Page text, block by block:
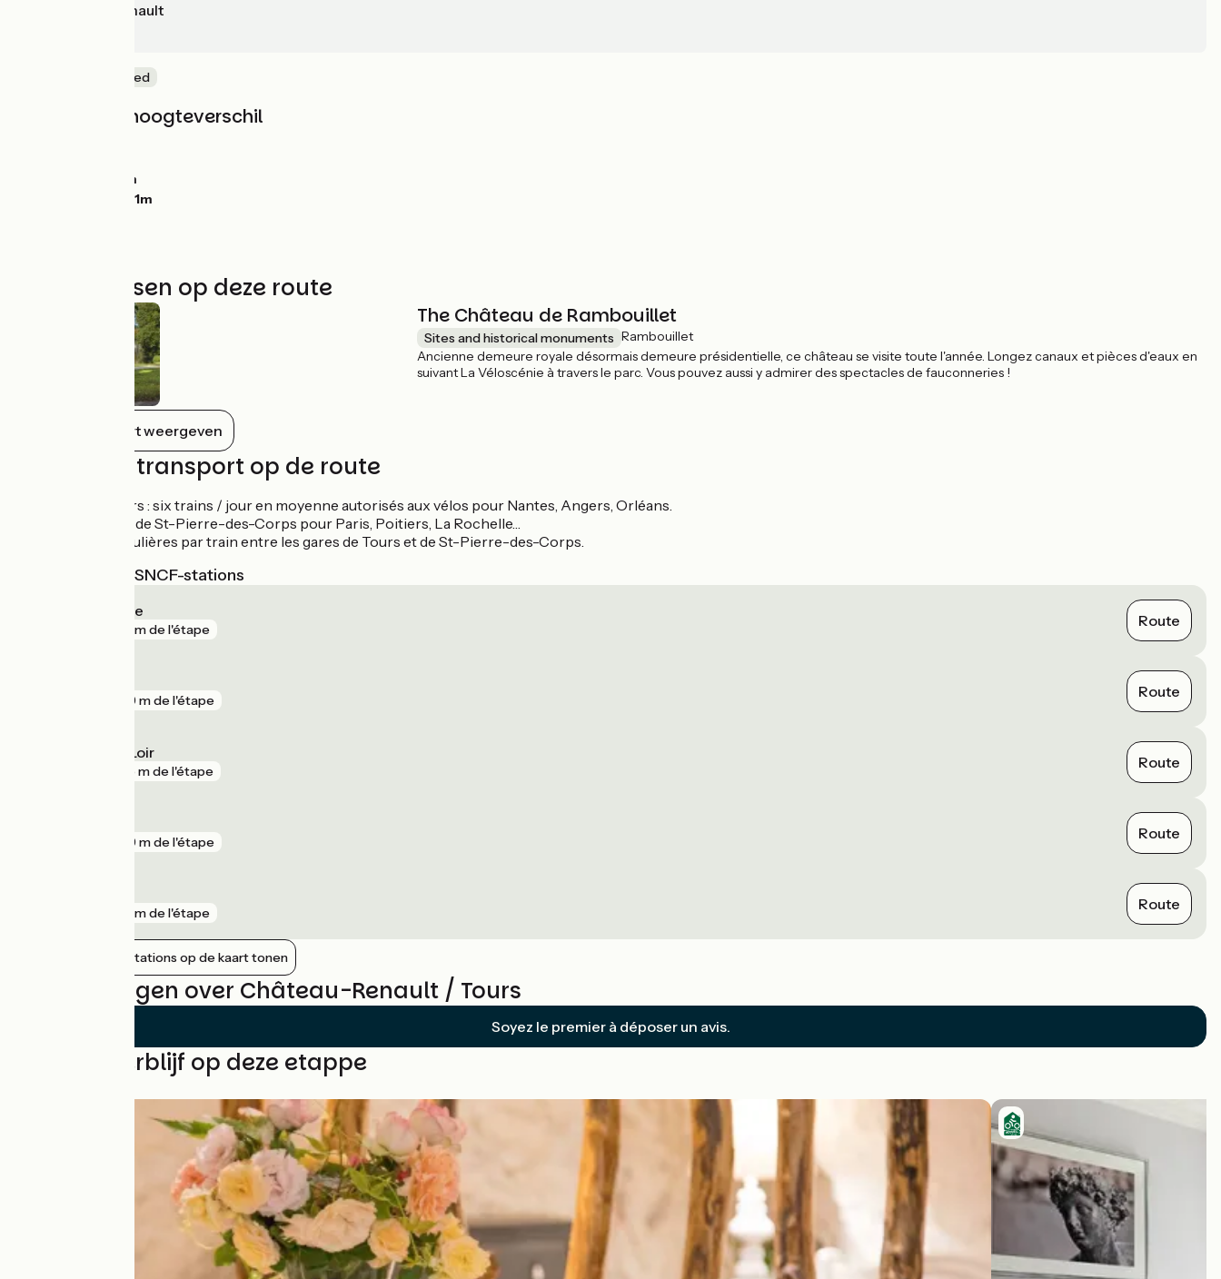
Château-Renault
Natuur en erfgoed
Hellingen en hoogteverschil
3m
171m
Niet te missen op deze route
The Château de Rambouillet
Sites and historical monuments Rambouillet
Ancienne demeure royale désormais demeure présidentielle, ce château se visite toute l'année. Longez canaux et pièces d'eaux en
suivant La Véloscénie à travers le parc. Vous pouvez aussi y admirer des spectacles de fauconneries !
Alles op de kaart weergeven
Treinen en transport op de route
Gare de Tours : six trains / jour en moyenne autorisés aux vélos pour Nantes, Angers, Orléans.
Liaison TGV de St-Pierre-des-Corps pour Paris, Poitiers, La Rochelle…
Liaisons régulières par train entre les gares de Tours et de St-Pierre-des-Corps.
Dichtstbijzijnde SNCF-stations
Fréteval - Morée
143 m de l'étape Route
249 m de l'étape Route
Cloyes-sur-le-Loir
265 m de l'étape Route
289 m de l'étape Route
615 m de l'étape Route
Nabijgelegen stations op de kaart tonen
Beoordelingen over Château-Renault / Tours
Soyez le premier à déposer un avis.
Vind uw verblijf op deze etappe